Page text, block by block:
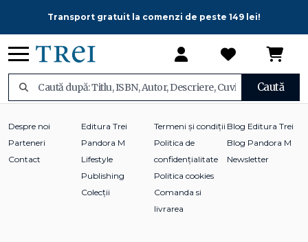
Transport gratuit la comenzi de peste 149 lei!
Caută
Despre noi
Parteneri
Contact
Editura Trei
Pandora M
Lifestyle
Publishing
Colecții
Termeni și condiții
Politica de
confidențialitate
Politica cookies
Comanda si
livrarea
Blog Editura Trei
Blog Pandora M
Newsletter